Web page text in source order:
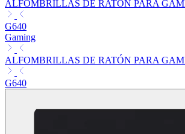
ALFOMBRILLAS DE RATÓN PARA
G640
Gaming
ALFOMBRILLAS DE RATÓN PARA
G640